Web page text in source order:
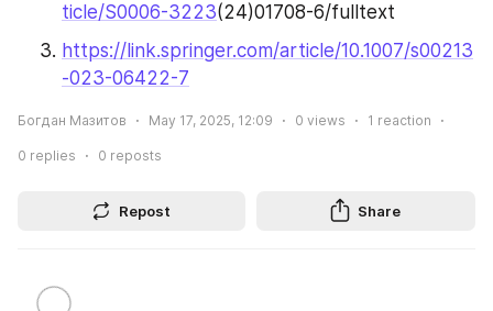
ticle/S0006-3223(24)01708-6/fulltext
https://link.springer.com/article/10.1007/s00213
-023-06422-7
Богдан Мазитов May 17, 2025, 12:09 0 views 1 reaction
0 replies 0 reposts
Repost Share